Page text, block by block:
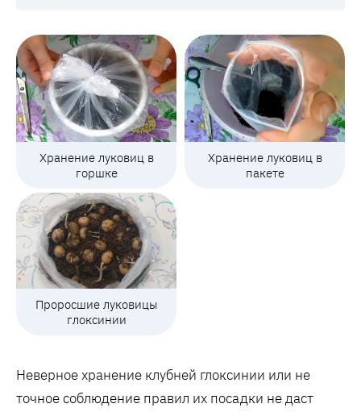
Хранение луковиц в
горшке
Хранение луковиц в
пакете
Проросшие луковицы
глоксинии
Неверное хранение клубней глоксинии или не
точное соблюдение правил их посадки не даст